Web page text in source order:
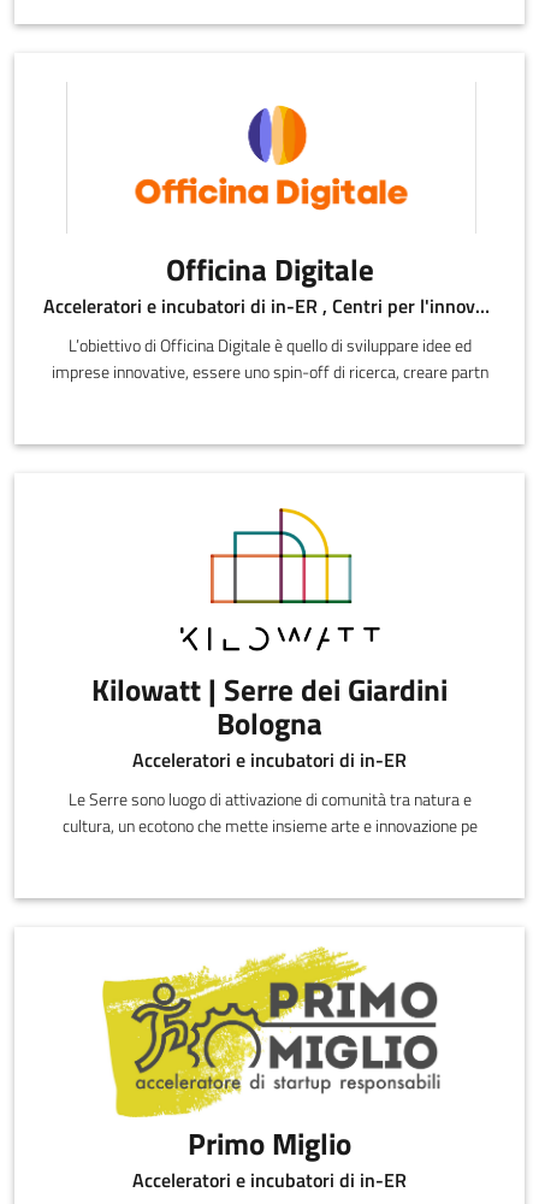
Officina Digitale
Acceleratori e incubatori di in-ER , Centri per l'innovazione , Sportelli di informazione , Altro
L’obiettivo di Officina Digitale è quello di sviluppare idee ed
imprese innovative, essere uno spin-off di ricerca, creare partn
Kilowatt | Serre dei Giardini
Bologna
Acceleratori e incubatori di in-ER
Le Serre sono luogo di attivazione di comunità tra natura e
cultura, un ecotono che mette insieme arte e innovazione pe
Primo Miglio
Acceleratori e incubatori di in-ER